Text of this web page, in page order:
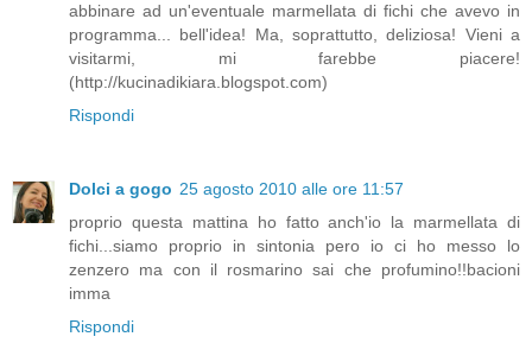
abbinare ad un'eventuale marmellata di fichi che avevo in
programma... bell'idea! Ma, soprattutto, deliziosa! Vieni a
visitarmi, mi farebbe piacere!
(http://kucinadikiara.blogspot.com)
Rispondi
Dolci a gogo 25 agosto 2010 alle ore 11:57
proprio questa mattina ho fatto anch'io la marmellata di
fichi...siamo proprio in sintonia pero io ci ho messo lo
zenzero ma con il rosmarino sai che profumino!!bacioni
imma
Rispondi